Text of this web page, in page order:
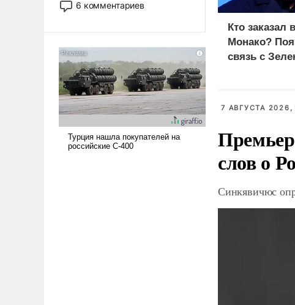
лет. Даже небольшая война с
Сложившаяся ситуация
означает многолетний период
уязвимости США, например,
перед Китаем.
6 комментариев
Кто заказал
Монако?
связь с
7 АВГУСТА 2026,
слов о
Синкявичюс